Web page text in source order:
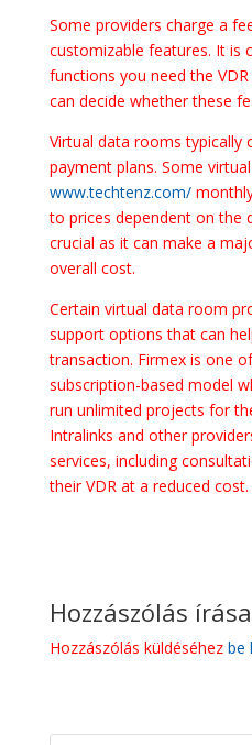
Some providers charge a
customizable features. It is
functions you need the
can decide whether these
Virtual data rooms
payment plans. Some
www.techtenz.com/
to prices dependent on the
crucial as it can make a
overall cost.
Certain virtual data room
support options that can
transaction. Firmex is one
subscription-based model
run unlimited projects for
Intralinks and other
services, including
their VDR at a reduced cost.
Hozzászólás írása
Hozzászólás küldéséhez be